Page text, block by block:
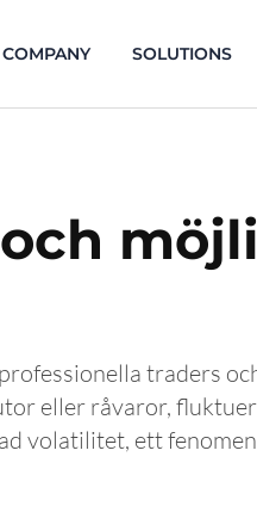
COMPANY SOLUTIONS
traders
eller råvaror,
volatilitet, ett